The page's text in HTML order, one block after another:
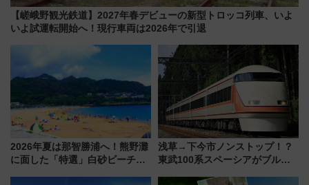
【嵯峨野観光鉄道】2027年春デビューの新型トロッコ列車、いよ
いよ試運転開始へ！現行車両は2026年で引退
2026年夏は那智勝浦へ！熊野灘
に面した「特選」白砂ビーチは
浅草→下今市ノンストップ！？
東武100系スペーシアがブルー